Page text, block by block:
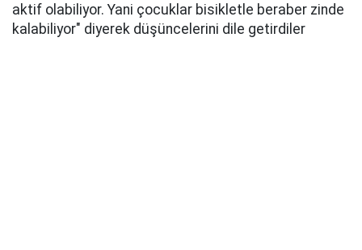
aktif olabiliyor. Yani çocuklar bisikletle beraber zinde
kalabiliyor" diyerek düşüncelerini dile getirdiler